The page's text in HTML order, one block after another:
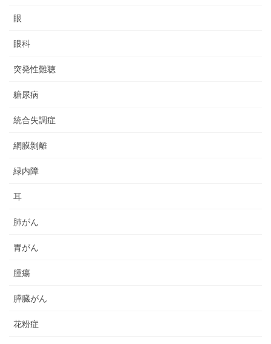
眼
眼科
突発性難聴
糖尿病
統合失調症
網膜剝離
緑内障
耳
肺がん
胃がん
腫瘍
膵臓がん
花粉症